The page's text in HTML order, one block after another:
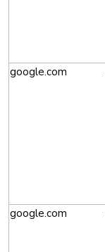
google.com
google.com